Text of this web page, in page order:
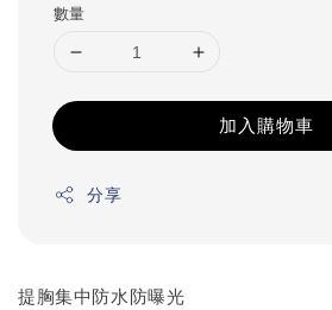
數量
加入購物車
分享
提胸集中防水防曝光